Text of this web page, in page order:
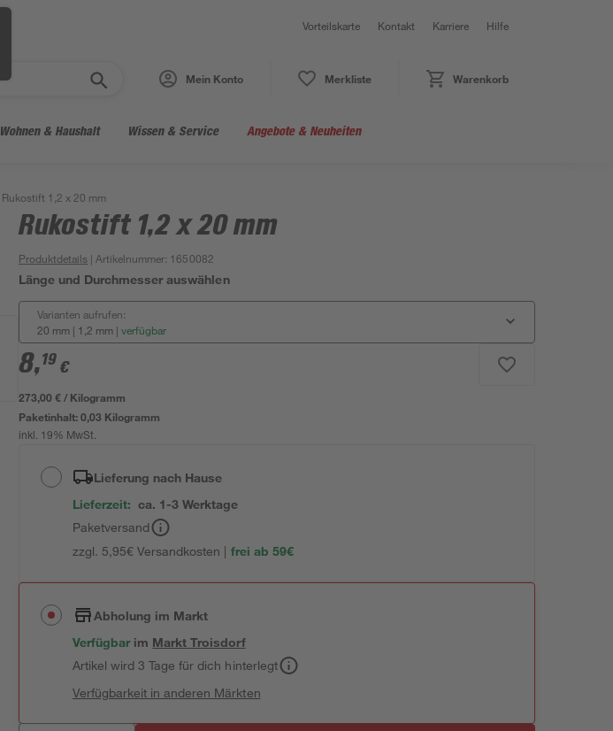
Vorteilskarte Kontakt Karriere Hilfe
Mein Konto Merkliste Warenkorb
Wohnen & Haushalt Wissen & Service Angebote & Neuheiten
Rukostift 1,2 x 20 mm
Rukostift 1,2 x 20 mm
Produktdetails | Artikelnummer: 1650082
Länge und Durchmesser auswählen
Varianten aufrufen:
20 mm | 1,2 mm | verfügbar
8,19 €
273,00 € / Kilogramm
Paketinhalt:0,03 Kilogramm
inkl. 19% MwSt.
Lieferung nach Hause
Lieferzeit: ca. 1-3 Werktage
Paketversand
zzgl. 5,95€ Versandkosten | frei ab 59€
Abholung im Markt
Verfügbar im MarktTroisdorf
Artikel wird 3 Tage für dich hinterlegt
Verfügbarkeit in anderen Märkten